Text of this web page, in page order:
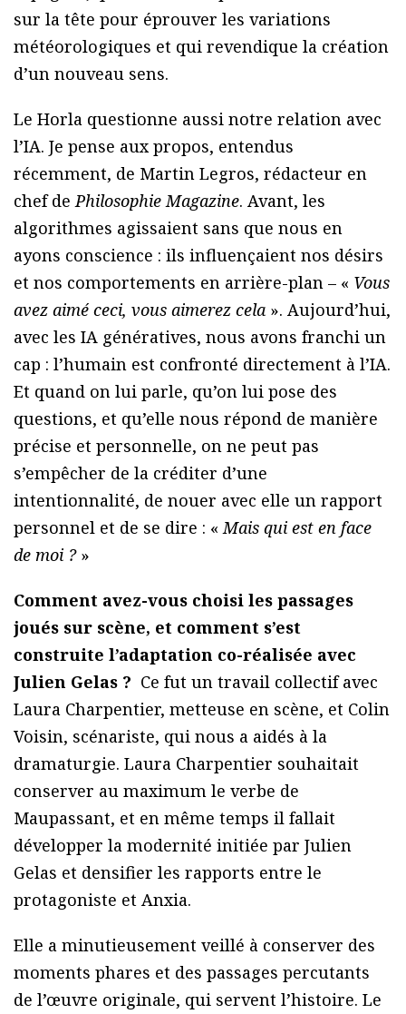
sur la tête pour éprouver les variations
météorologiques et qui revendique la création
d’un nouveau sens.
Le Horla questionne aussi notre relation avec
l’IA. Je pense aux propos, entendus
récemment, de Martin Legros, rédacteur en
chef dePhilosophie Magazine. Avant, les
algorithmes agissaient sans que nous en
ayons conscience : ils influençaient nos désirs
et nos comportements en arrière-plan – « Vous
avez aimé ceci, vous aimerez cela ». Aujourd’hui,
avec les IA génératives, nous avons franchi un
cap : l’humain est confronté directement à l’IA.
Et quand on lui parle, qu’on lui pose des
questions, et qu’elle nous répond de manière
précise et personnelle, on ne peut pas
s’empêcher de la créditer d’une
intentionnalité, de nouer avec elle un rapport
personnel et de se dire : « Mais qui est en face
de moi ?»
Comment avez-vous choisi les passages
joués sur scène, et comment s’est
construite l’adaptation co-réalisée avec
Julien Gelas ? Ce fut un travail collectif avec
Laura Charpentier, metteuse en scène, et Colin
Voisin, scénariste, qui nous a aidés à la
dramaturgie. Laura Charpentier souhaitait
conserver au maximum le verbe de
Maupassant, et en même temps il fallait
développer la modernité initiée par Julien
Gelas et densifier les rapports entre le
protagoniste et Anxia.
Elle a minutieusement veillé à conserver des
moments phares et des passages percutants
de l’œuvre originale, qui servent l’histoire. Le